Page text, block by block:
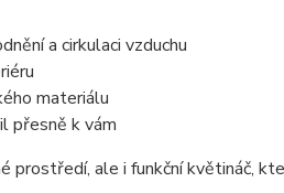
a cirkulaci vzduchu
materiálu
přesně k vám
prostředí, ale i funkční květináč,